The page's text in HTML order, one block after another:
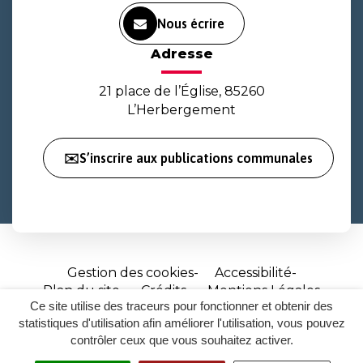
Ce site utilise des traceurs pour fonctionner et obtenir des
statistiques d'utilisation afin améliorer l'utilisation, vous pouvez
contrôler ceux que vous souhaitez activer.
Nous écrire
Adresse
21 place de l’Église, 85260
L’Herbergement
✉️S’inscrire aux publications communales
Gestion des cookies
Accessibilité
Plan du site
Crédits
Mentions Légales
Site
réalisé
par